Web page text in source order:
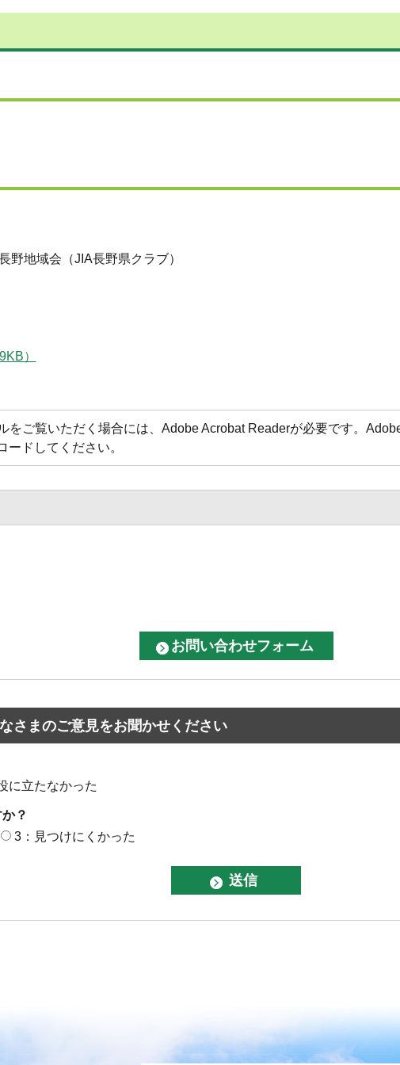
野地域会（JIA長野県クラブ）
）
をご覧いただく場合には、Adobe Acrobat Readerが必要です。
ードしてください。
さまのご意見をお聞かせください
に立たなかった
？
3：見つけにくかった